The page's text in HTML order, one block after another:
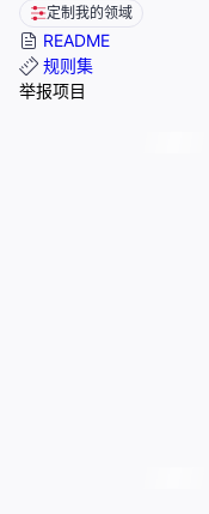
定制我的领域
README
规则集
举报项目